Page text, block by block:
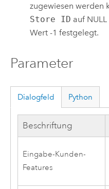
zugewiesen werden
Store ID auf
Wert -1 festgelegt.
Parameter
Dialogfeld Python
Beschriftung
Eingabe-Kunden-
Features